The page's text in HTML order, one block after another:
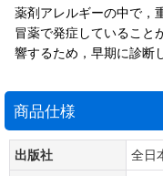
薬剤アレルギーの中で，
冒薬で発症していること
響するため，早期に診断
商品仕様
出版社
全日